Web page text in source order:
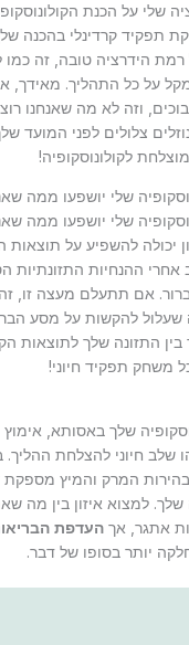
שלי על הכנת
תפקיד קרדינלי בהכנה שלך
הידרציה טובה, זה כמו
על כל התהליך. מאידך,
וזה לא מה שאנחנו
צלולים לפני המועד
לקולונוסקופיה!
שלי יושפעו ממה
שלי יושפעו ממה
יכולה להשפיע על תוצאות
ההנחיות התזונתיות
אם תתעלם מעצה זו, זה
שעלול להקשות על מסע
התזונה שלך לתוצאות
משחק תפקיד חיוני!
שלך באסותא, אימוץ
שלב חיוני להצלחת ההליך.
המרק והמיץ מספקת
למצוא איזון בין מה
אתגר, אך העדפת
יותר בסופו של דבר.